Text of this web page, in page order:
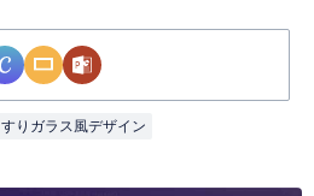
すりガラス風デザイン